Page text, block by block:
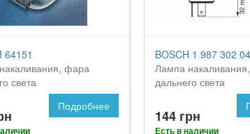
64151
фара
света
Подробнее
BOSCH 1 987 302
Лампа
дальнего света
144 грн
Есть в наличии